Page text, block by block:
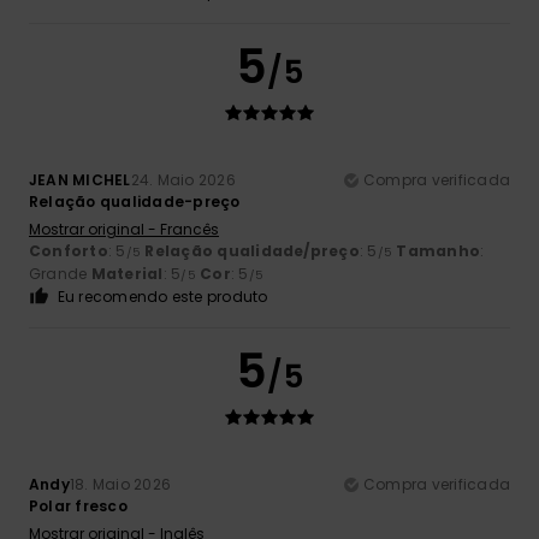
5/5
JEAN MICHEL24. Maio 2026
Compra verificada
Relação qualidade-preço
Mostrar original - Francês
Conforto: 5 /5 Relação qualidade/preço: 5 /5 Tamanho:
Grande Material: 5/5 Cor: 5 /5
Eu recomendo este produto
5/5
Andy18. Maio 2026
Compra verificada
Polar fresco
Mostrar original - Inglês